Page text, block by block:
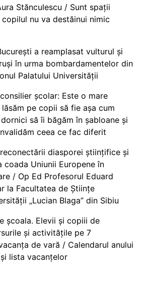
Stănculescu / Sunt spații
nu va destăinui nimic
a reamplasat vulturul și
în urma bombardamentelor din
Palatului Universității
școlar: Este o mare
pe copii să fie așa cum
să îi băgăm în șabloane și
ceea ce fac diferit
diasporei științifice și
coada Uniunii Europene în
/ Op Ed Profesorul Eduard
la Facultatea de Științe
„Lucian Blaga” din Sibiu
școala. Elevii și copiii de
și activitățile pe 7
de vară / Calendarul anului
lista vacanțelor